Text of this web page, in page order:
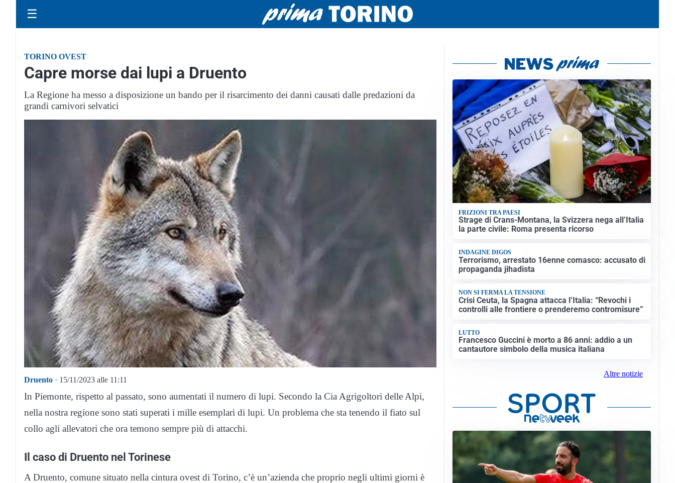
☰
TORINO OVEST
Capre morse dai lupi a Druento
La Regione ha messo a disposizione un bando per il risarcimento dei danni causati dalle predazioni da
grandi carnivori selvatici
Druento · 15/11/2023 alle 11:11
In Piemonte, rispetto al passato, sono aumentati il numero di lupi. Secondo la Cia Agrigoltori delle Alpi,
nella nostra regione sono stati superati i mille esemplari di lupi. Un problema che sta tenendo il fiato sul
collo agli allevatori che ora temono sempre più di attacchi.
Il caso di Druento nel Torinese
A Druento, comune situato nella cintura ovest di Torino, c’è un’azienda che proprio negli ultimi giorni è
FRIZIONI TRA PAESI
Strage di Crans-Montana, la Svizzera nega all’Italia
la parte civile: Roma presenta ricorso
INDAGINE DIGOS
Terrorismo, arrestato 16enne comasco: accusato di
propaganda jihadista
NON SI FERMA LA TENSIONE
Crisi Ceuta, la Spagna attacca l’Italia: “Revochi i
controlli alle frontiere o prenderemo contromisure”
LUTTO
Francesco Guccini è morto a 86 anni: addio a un
cantautore simbolo della musica italiana
Altre notizie